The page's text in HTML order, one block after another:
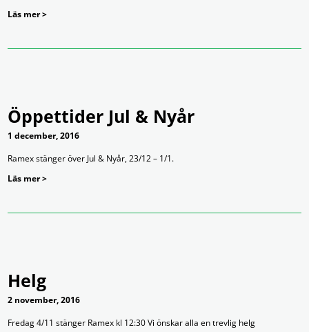
Läs mer >
Öppettider Jul & Nyår
1 december, 2016
Ramex stänger över Jul & Nyår, 23/12 – 1/1.
Läs mer >
Helg
2 november, 2016
Fredag 4/11 stänger Ramex kl 12:30 Vi önskar alla en trevlig helg